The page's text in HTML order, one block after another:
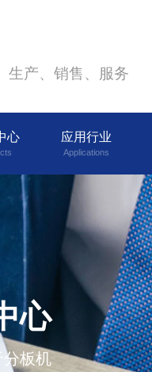
生产、销售、服务
心 应用行业
Applications
心
分板机